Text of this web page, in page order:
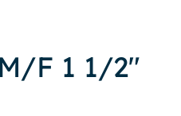
F 1 1/2"